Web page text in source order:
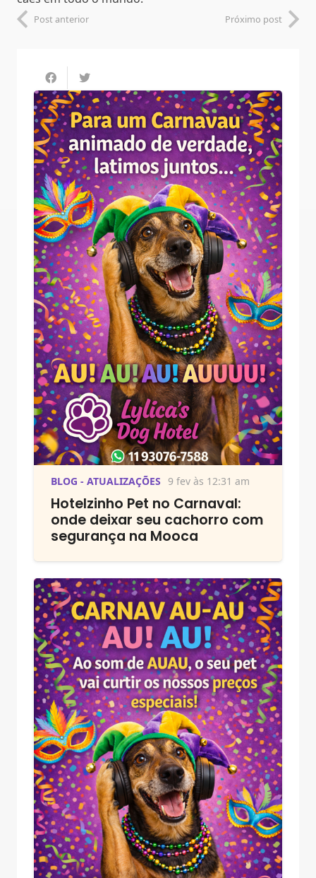
Post anterior Próximo post
BLOG - ATUALIZAÇÕES 9 fev às 12:31 am
Hotelzinho Pet no Carnaval:
onde deixar seu cachorro com
segurança na Mooca